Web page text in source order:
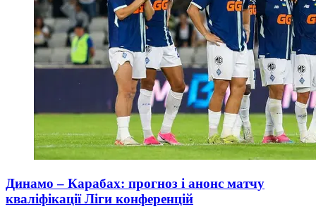
Динамо – Карабах: прогноз і анонс матчу
кваліфікації Ліги конференцій